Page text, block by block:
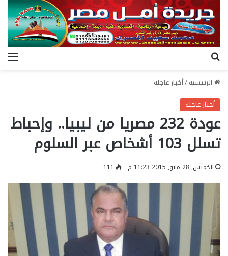
الرئيسية/أخبار عاجلة
أخبار عاجلة
عودة 232 مصريا من ليبيا.. وإحباط
تسلل 103 أشخاص عبر السلوم
الخميس, 28 مايو, 2015 11:23 م 111